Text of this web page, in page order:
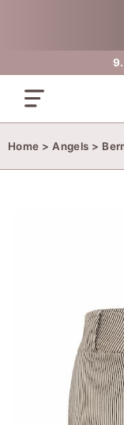
Home >Angels >